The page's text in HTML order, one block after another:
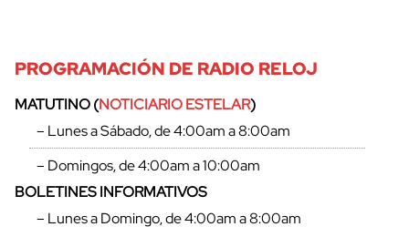
PROGRAMACIÓN DE RADIO RELOJ
MATUTINO (NOTICIARIO ESTELAR)
– Lunes a Sábado, de 4:00am a 8:00am
– Domingos, de 4:00am a 10:00am
BOLETINES INFORMATIVOS
– Lunes a Domingo, de 4:00am a 8:00am